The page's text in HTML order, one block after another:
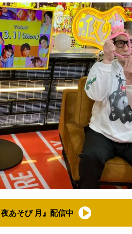
あそび 月』配信中